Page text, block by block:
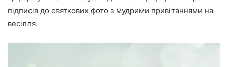
підписів до святкових фото з мудрими привітаннями на
весілля.